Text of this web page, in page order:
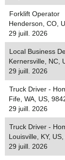
Forklift Operator
Henderson, CO,
29 juill. 2026
Local Business
Kernersville, NC,
29 juill. 2026
Truck Driver -
Fife, WA, US,
29 juill. 2026
Truck Driver -
Louisville, KY,
29 juill. 2026